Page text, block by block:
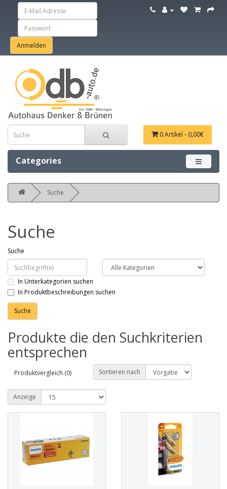
0 Artikel - 0,00€
Categories Menü
Suche
Suche
Suche
In Unterkategorien suchen
In Produktbeschreibungen suchen
Produkte die den Suchkriterien
entsprechen
Produktvergleich (0) Sortieren nach
Anzeige